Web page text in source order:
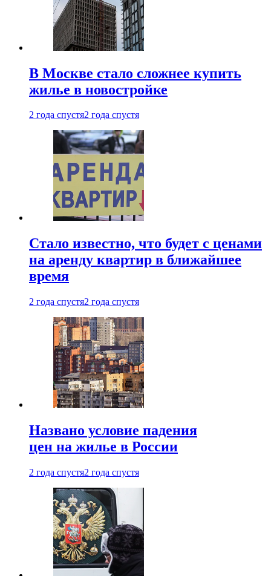
В Москве стало сложнее купить
жилье в новостройке
2 года спустя2 года спустя
Стало известно, что будет с ценами
на аренду квартир в ближайшее
время
2 года спустя2 года спустя
Названо условие падения
цен на жилье в России
2 года спустя2 года спустя